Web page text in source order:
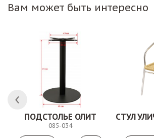
Вам может быть интересно
ПОДСТОЛЬЕ ОЛИТ
085-034